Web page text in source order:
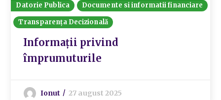
Datorie Publica
Documente si informatii financiare
Transparența Decizională
Informații privind
împrumuturile
Ionut 27 august 2025